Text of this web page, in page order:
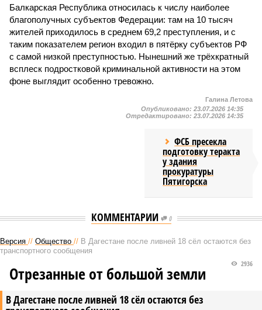
Балкарская Республика относилась к числу наиболее
благополучных субъектов Федерации: там на 10 тысяч
жителей приходилось в среднем 69,2 преступления, и с
таким показателем регион входил в пятёрку субъектов РФ
с самой низкой преступностью. Нынешний же трёхкратный
всплеск подростковой криминальной активности на этом
фоне выглядит особенно тревожно.
Галина Летова
Опубликовано: 23.07.2026 14:35
Отредактировано: 23.07.2026 14:35
ФСБ пресекла
подготовку теракта
у здания
прокуратуры
Пятигорска
КОММЕНТАРИИ 0
Версия // Общество // В Дагестане после ливней 18 сёл остаются без
транспортного сообщения
В Дагестане после ливней 18 сёл остаются без
2936
Отрезанные от большой земли